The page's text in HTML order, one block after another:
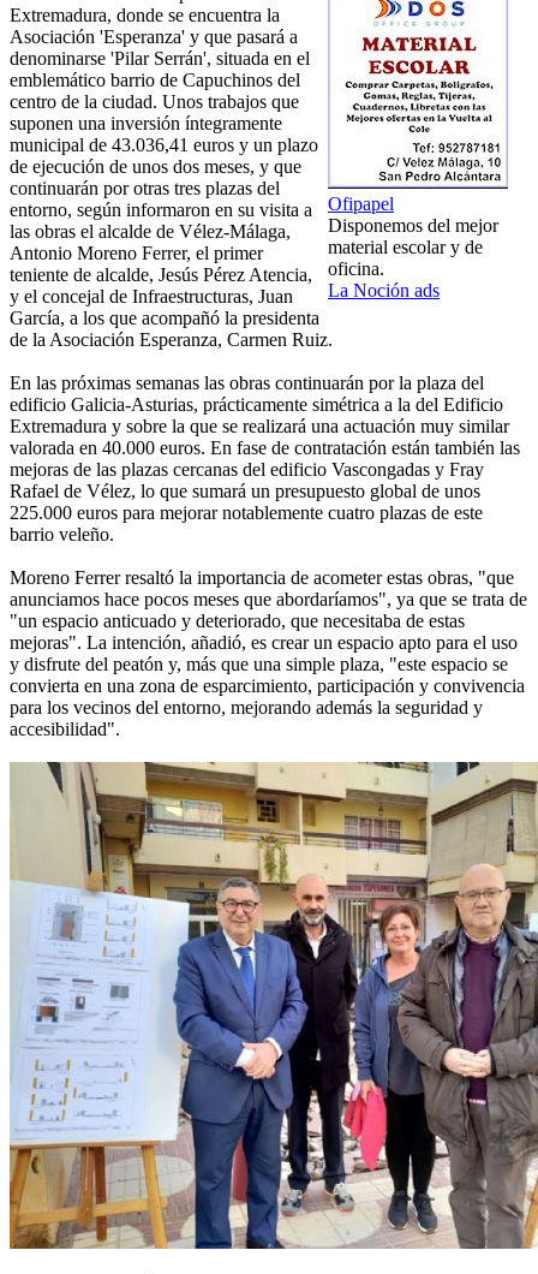
Ofipapel
Disponemos del mejor
material escolar y de
oficina.
La Noción ads
Extremadura, donde se encuentra la
Asociación 'Esperanza' y que pasará a
denominarse 'Pilar Serrán', situada en el
emblemático barrio de Capuchinos del
centro de la ciudad. Unos trabajos que
suponen una inversión íntegramente
municipal de 43.036,41 euros y un plazo
de ejecución de unos dos meses, y que
continuarán por otras tres plazas del
entorno, según informaron en su visita a
las obras el alcalde de Vélez-Málaga,
Antonio Moreno Ferrer, el primer
teniente de alcalde, Jesús Pérez Atencia,
y el concejal de Infraestructuras, Juan
García, a los que acompañó la presidenta
de la Asociación Esperanza, Carmen Ruiz.
En las próximas semanas las obras continuarán por la plaza del
edificio Galicia-Asturias, prácticamente simétrica a la del Edificio
Extremadura y sobre la que se realizará una actuación muy similar
valorada en 40.000 euros. En fase de contratación están también las
mejoras de las plazas cercanas del edificio Vascongadas y Fray
Rafael de Vélez, lo que sumará un presupuesto global de unos
225.000 euros para mejorar notablemente cuatro plazas de este
barrio veleño.
Moreno Ferrer resaltó la importancia de acometer estas obras, "que
anunciamos hace pocos meses que abordaríamos", ya que se trata de
"un espacio anticuado y deteriorado, que necesitaba de estas
mejoras". La intención, añadió, es crear un espacio apto para el uso
y disfrute del peatón y, más que una simple plaza, "este espacio se
convierta en una zona de esparcimiento, participación y convivencia
para los vecinos del entorno, mejorando además la seguridad y
accesibilidad".